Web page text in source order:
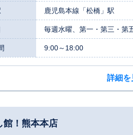
鹿児島本線「松橋」駅
毎週水曜、第一・第三・第
9:00～18:00
詳細を
！熊本本店